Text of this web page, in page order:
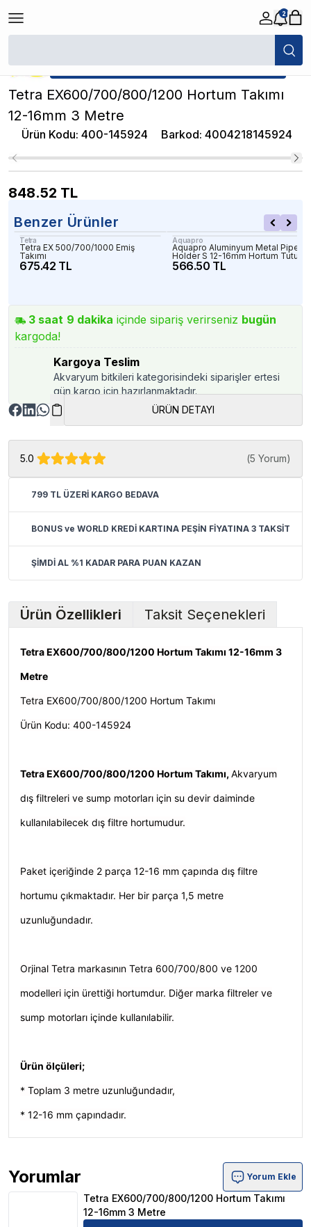
2
/ Tetra EX600/700/800/1200
★ Atakan Petshop, Tetra yetkili satıcısıdır.
Tetra EX600/700/800/1200 Hortum Takımı
12-16mm 3 Metre
Ürün Kodu: 400-145924 Barkod: 4004218145924
848.52 TL
Benzer Ürünler
Tetra
Tetra EX 500/700/1000 Emiş
Takımı
675.42 TL
Aquapro
Aquapro Aluminyum Metal Pipe
Holder S 12-16mm Hortum Tutucu
566.50 TL
3 saat 9 dakika içinde sipariş verirseniz bugün
kargoda!
Kargoya Teslim
Akvaryum bitkileri kategorisindeki siparişler ertesi
gün kargo için hazırlanmaktadır.
ÜRÜN DETAYI
5.0 (5 Yorum)
799 TL ÜZERİ KARGO BEDAVA
BONUS ve WORLD KREDİ KARTINA PEŞİN FİYATINA 3 TAKSİT
ŞİMDİ AL %1 KADAR PARA PUAN KAZAN
Ürün Özellikleri Taksit Seçenekleri
Tetra EX600/700/800/1200 Hortum Takımı 12-16mm 3
Metre
Tetra EX600/700/800/1200 Hortum Takımı
Ürün Kodu: 400-145924
Tetra EX600/700/800/1200 Hortum Takımı, Akvaryum
dış filtreleri ve sump motorları için su devir daiminde
kullanılabilecek dış filtre hortumudur.
Paket içeriğinde 2 parça 12-16 mm çapında dış filtre
hortumu çıkmaktadır. Her bir parça 1,5 metre
uzunluğundadır.
Orjinal Tetra markasının Tetra 600/700/800 ve 1200
modelleri için ürettiği hortumdur. Diğer marka filtreler ve
sump motorları içinde kullanılabilir.
Ürün ölçüleri;
* Toplam 3 metre uzunluğundadır,
* 12-16 mm çapındadır.
Yorumlar
Tetra EX600/700/800/1200 Hortum Takımı 12-16mm 3
Yorum Ekle
Tetra EX600/700/800/1200 Hortum Takımı
12-16mm 3 Metre